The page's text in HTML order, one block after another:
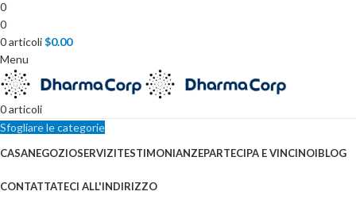
0
0
0articoli$0.00
Menu
0articoli
Sfogliare le categorie
CASANEGOZIOSERVIZITESTIMONIANZEPARTECIPA E VINCINOIBLOG
CONTATTATECI ALL'INDIRIZZO